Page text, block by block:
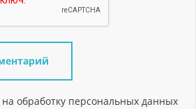
обработку персональных данных